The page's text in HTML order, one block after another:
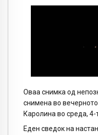
Оваа снимка од
снимена во
Каролина во среда, 4-
Еден сведок на